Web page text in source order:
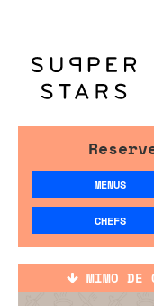
MENUS
CHEFS
MIMO DE